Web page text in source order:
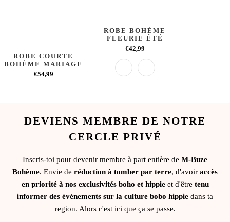
ROBE COURTE
BOHÈME MARIAGE
€54,99
ROBE BOHÈME
FLEURIE ÉTÉ
€42,99
DEVIENS MEMBRE DE NOTRE
CERCLE PRIVÉ
Inscris-toi pour devenir membre à part entière de M-Buze
Bohème. Envie de réduction à tomber par terre, d'avoir accès
en priorité à nos exclusivités boho et hippieet d'être tenu
informer des événements sur la culture bobo hippie dans ta
region. Alors c'est ici que ça se passe.